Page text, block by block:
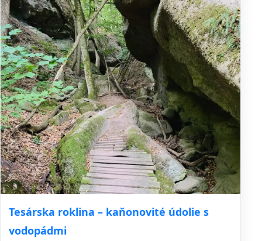
Tesárska roklina – kaňonovité údolie s
vodopádmi